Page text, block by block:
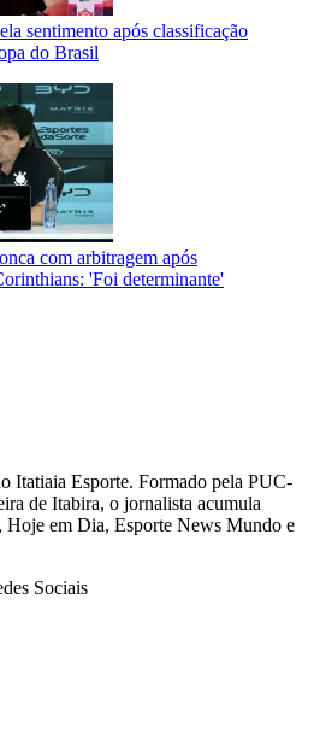
sentimento após classificação
do Brasil
com arbitragem após
'Foi determinante'
Itatiaia Esporte. Formado pela PUC-
de Itabira, o jornalista acumula
Hoje em Dia, Esporte News Mundo e
Sociais